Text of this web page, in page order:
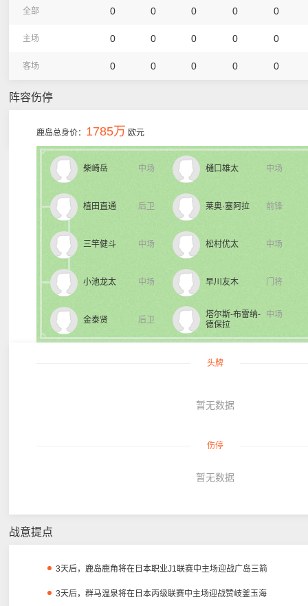
全部 0 0 0 0 0
主场 0 0 0 0 0
客场 0 0 0 0 0
阵容伤停
鹿岛总身价： 1785万 欧元
中场
柴崎岳
后卫
植田直通
中场
三竿健斗
中场
小池龙太
后卫
金泰贤
中场
樋口雄太
前锋
莱奥·塞阿拉
中场
松村优太
门将
早川友木
中场
塔尔斯-布雷纳-
德保拉
头牌
暂无数据
伤停
暂无数据
战意提点
3天后，鹿岛鹿角将在日本职业J1联赛中主场迎战广岛三箭
3天后，群马温泉将在日本丙级联赛中主场迎战赞岐釜玉海